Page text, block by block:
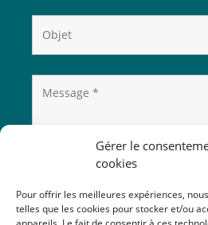
Gérer le
cookies
Pour offrir les meilleures expériences,
telles que les cookies pour stocker et/ou